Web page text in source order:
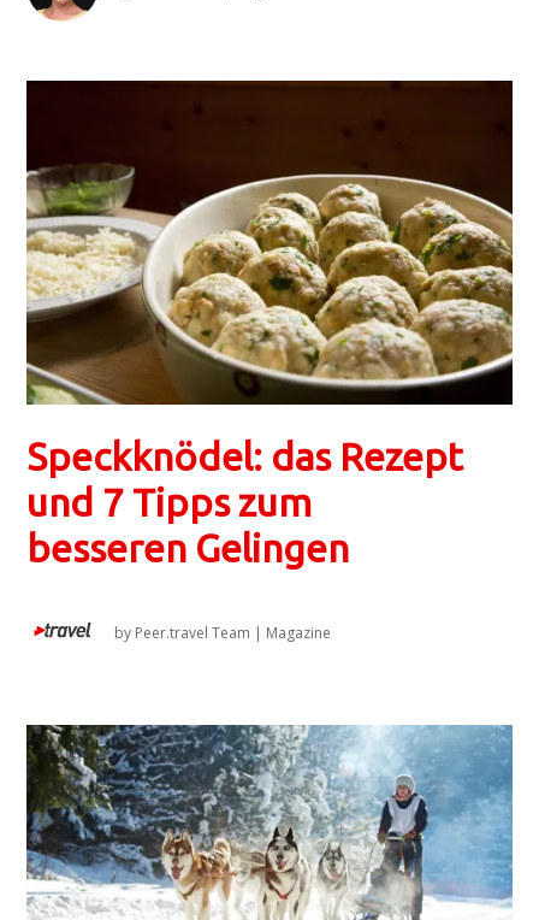
Speckknödel: das Rezept
und 7 Tipps zum
besseren Gelingen
by Peer.travel Team | Magazine